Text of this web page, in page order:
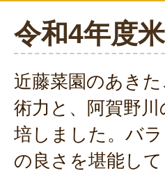
令和4年度
近藤菜園のあき
術力と、阿賀野
培しました。バ
の良さを堪能して